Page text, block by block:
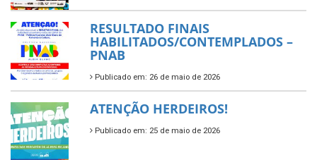
RESULTADO FINAIS
HABILITADOS/CONTEMPLADOS –
PNAB
Publicado em: 26 de maio de 2026
ATENÇÃO HERDEIROS!
Publicado em: 25 de maio de 2026